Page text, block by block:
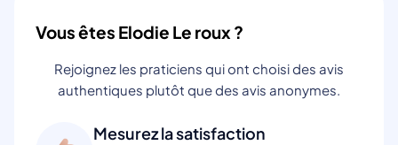
Vous êtes Elodie Le roux ?
Rejoignez les praticiens qui ont choisi des avis
authentiques plutôt que des avis anonymes.
Mesurez la satisfaction